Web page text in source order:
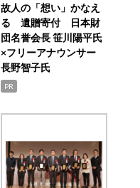
故人の「想い」かなえ
る 遺贈寄付 日本財
団名誉会長 笹川陽平氏
×フリーアナウンサー
長野智子氏
PR